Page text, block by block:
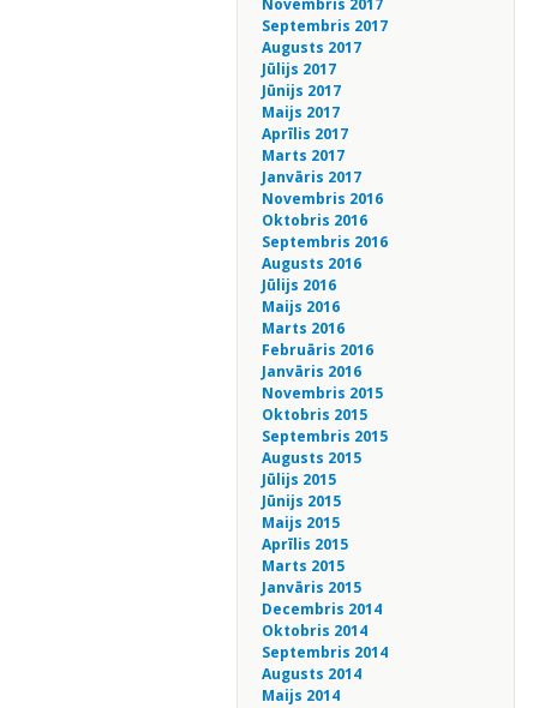
Novembris 2017
Septembris 2017
Augusts 2017
Jūlijs 2017
Jūnijs 2017
Maijs 2017
Aprīlis 2017
Marts 2017
Janvāris 2017
Novembris 2016
Oktobris 2016
Septembris 2016
Augusts 2016
Jūlijs 2016
Maijs 2016
Marts 2016
Februāris 2016
Janvāris 2016
Novembris 2015
Oktobris 2015
Septembris 2015
Augusts 2015
Jūlijs 2015
Jūnijs 2015
Maijs 2015
Aprīlis 2015
Marts 2015
Janvāris 2015
Decembris 2014
Oktobris 2014
Septembris 2014
Augusts 2014
Maijs 2014